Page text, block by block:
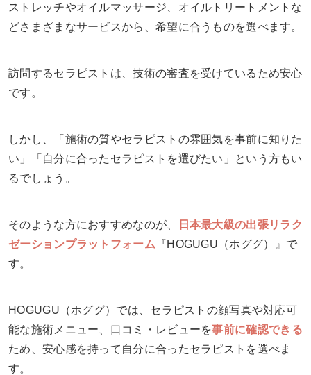
ストレッチやオイルマッサージ、オイルトリートメントな
どさまざまなサービスから、希望に合うものを選べます。
訪問するセラピストは、技術の審査を受けているため安心
です。
しかし、「施術の質やセラピストの雰囲気を事前に知りた
い」「自分に合ったセラピストを選びたい」という方もい
るでしょう。
そのような方におすすめなのが、
日本最大級の出張リラク
ゼーションプラットフォーム 『HOGUGU（ホググ）』で
す。
HOGUGU（ホググ）では、セラピストの顔写真や対応可
能な施術メニュー、口コミ・レビューを事前に確認できる
ため、安心感を持って自分に合ったセラピストを選べま
す。